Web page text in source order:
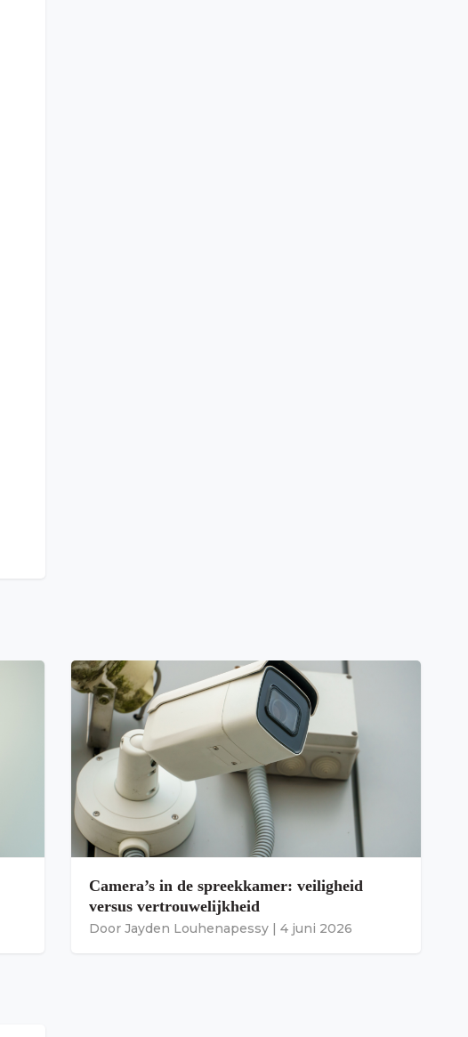
Camera’s in de spreekkamer: veiligheid
versus vertrouwelijkheid
Door Jayden Louhenapessy | 4 juni 2026